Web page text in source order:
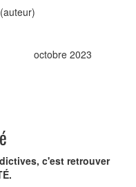
(auteur)
octobre 2023
c'est retrouver